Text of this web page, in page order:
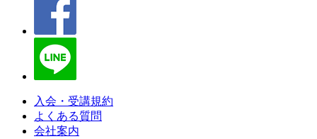
入会・受講規約
よくある質問
会社案内